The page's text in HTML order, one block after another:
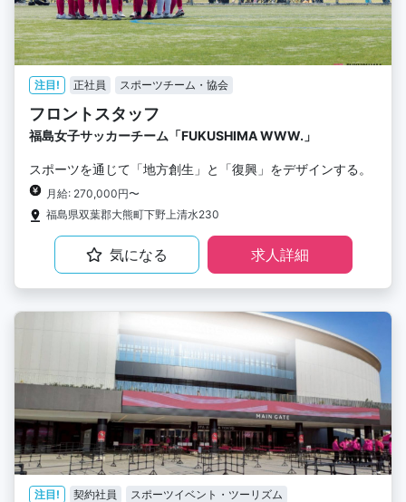
注目! 正社員 スポーツチーム・協会
フロントスタッフ
福島女子サッカーチーム「FUKUSHIMA WWW.」
スポーツを通じて「地方創生」と「復興」をデザインする。
月給: 270,000円〜
福島県双葉郡大熊町下野上清水230
気になる 求人詳細
注目! 契約社員 スポーツイベント・ツーリズム